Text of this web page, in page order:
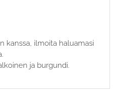
kanssa, ilmoita haluamasi
ja burgundi.